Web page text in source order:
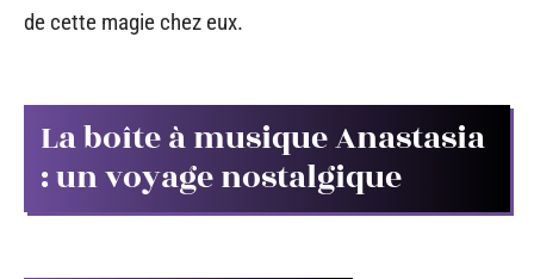
de cette magie chez eux.
La boîte à musique Anastasia
: un voyage nostalgique